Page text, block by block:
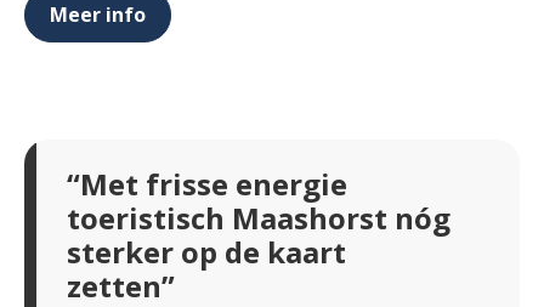
Meer info
“Met frisse energie
toeristisch Maashorst nóg
sterker op de kaart
zetten”